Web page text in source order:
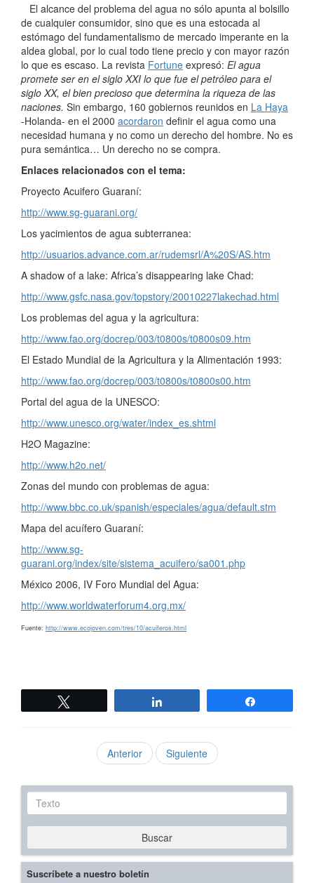
El alcance del problema del agua no sólo apunta al bolsillo
de cualquier consumidor, sino que es una estocada al
estómago del fundamentalismo de mercado imperante en la
aldea global, por lo cual todo tiene precio y con mayor razón
lo que es escaso. La revista Fortune expresó: El agua
promete ser en el siglo XXI lo que fue el petróleo para el
siglo XX, el bien precioso que determina la riqueza de las
naciones. Sin embargo, 160 gobiernos reunidos en La Haya
-Holanda- en el 2000 acordaron definir el agua como una
necesidad humana y no como un derecho del hombre. No es
pura semántica… Un derecho no se compra.
Enlaces relacionados con el tema:
Proyecto Acuifero Guaraní:
http://www.sg-guarani.org/
Los yacimientos de agua subterranea:
http://usuarios.advance.com.ar/rudemsrl/A%20S/AS.htm
A shadow of a lake: Africa’s disappearing lake Chad:
http://www.gsfc.nasa.gov/topstory/20010227lakechad.html
Los problemas del agua y la agricultura:
http://www.fao.org/docrep/003/t0800s/t0800s09.htm
El Estado Mundial de la Agricultura y la Alimentación 1993:
http://www.fao.org/docrep/003/t0800s/t0800s00.htm
Portal del agua de la UNESCO:
http://www.unesco.org/water/index_es.shtml
H2O Magazine:
http://www.h2o.net/
Zonas del mundo con problemas de agua:
http://www.bbc.co.uk/spanish/especiales/agua/default.stm
Mapa del acuífero Guaraní:
http://www.sg-
guarani.org/index/site/sistema_acuifero/sa001.php
México 2006, IV Foro Mundial del Agua:
http://www.worldwaterforum4.org.mx/
Fuente: http://www.ecojoven.com/tres/10/acuiferos.html
Anterior Siguiente
Texto
Buscar
Suscríbete a nuestro boletín